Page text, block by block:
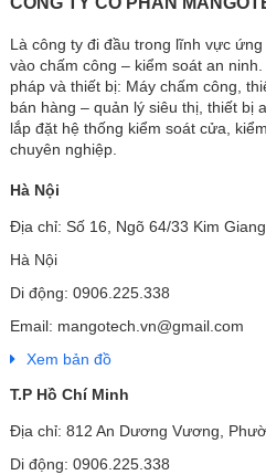
Là công ty đi đầu trong lĩnh vực
vào chấm công – kiểm soát an
pháp và thiết bị: Máy chấm công,
bán hàng – quản lý siêu thị, thiết bị
lắp đặt hệ thống kiểm soát cửa,
chuyên nghiệp.
Hà Nội
Địa chỉ: Số 16, Ngõ 64/33 Kim
Hà Nội
Di động: 0906.225.338
Email: mangotech.vn@gmail.com
Xem bản đồ
T.P Hồ Chí Minh
Địa chỉ: 812 An Dương Vương,
Di động: 0906.225.338